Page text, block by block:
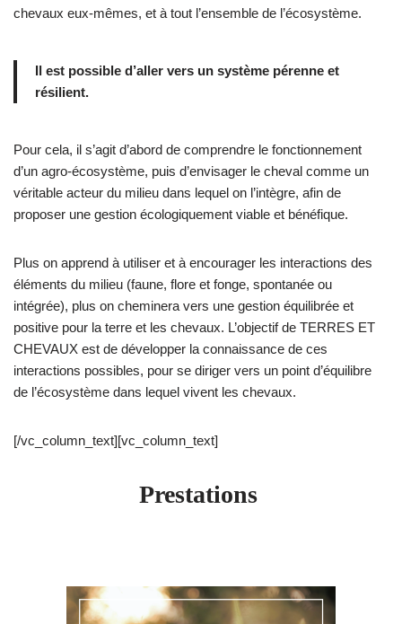
chevaux eux-mêmes, et à tout l’ensemble de l’écosystème.
Il est possible d’aller vers un système pérenne et
résilient.
Pour cela, il s’agit d’abord de comprendre le fonctionnement
d’un agro-écosystème, puis d’envisager le cheval comme un
véritable acteur du milieu dans lequel on l’intègre, afin de
proposer une gestion écologiquement viable et bénéfique.
Plus on apprend à utiliser et à encourager les interactions des
éléments du milieu (faune, flore et fonge, spontanée ou
intégrée), plus on cheminera vers une gestion équilibrée et
positive pour la terre et les chevaux. L’objectif de TERRES ET
CHEVAUX est de développer la connaissance de ces
interactions possibles, pour se diriger vers un point d’équilibre
de l’écosystème dans lequel vivent les chevaux.
[/vc_column_text][vc_column_text]
Prestations